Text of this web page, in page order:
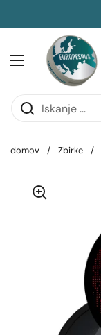
Odprite meni
stransko vrstico
domov / Zbirke /